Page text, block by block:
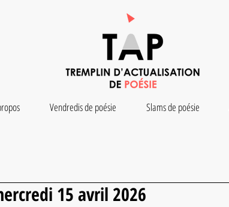
Vendredis de poésie Slams de poésie
15 avril 2026